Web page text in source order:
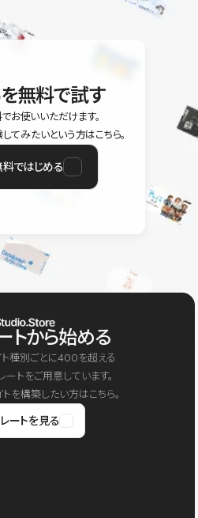
を無料で試す
お使いいただけます。
てみたいという方はこちら。
料ではじめる
トから始める
ト種別ごとに400を超える
トをご用意しています。
を構築したい方はこちら。
ートを見る